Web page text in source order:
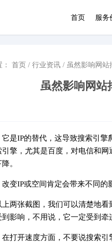
首页 服务
： 首页 / 行业资讯 / 虽然影响网
虽然影响网站
它是IP的替代，这导致搜索引
擎，尤其是百度，对电信和
。
改变IP或空间肯定会带来不同的
上两张截图，我们可以清楚地
影响，不用说，它一定受到牵
在打开速度方面，不要说搜索